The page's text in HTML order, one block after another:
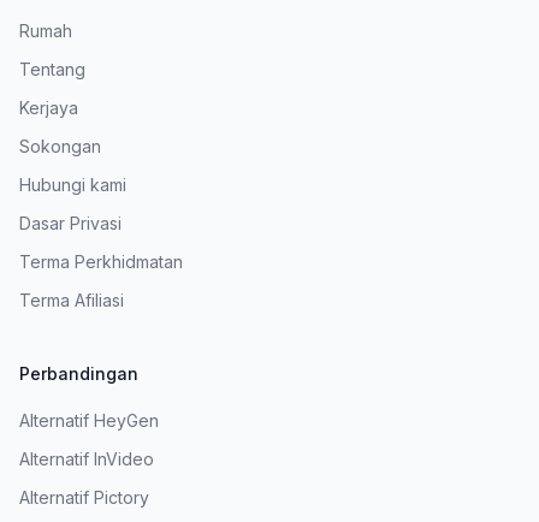
Rumah
Tentang
Kerjaya
Sokongan
Hubungi kami
Dasar Privasi
Terma Perkhidmatan
Terma Afiliasi
Perbandingan
Alternatif HeyGen
Alternatif InVideo
Alternatif Pictory